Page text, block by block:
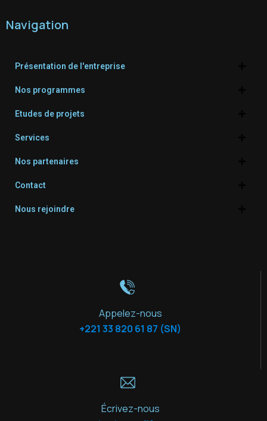
Navigation
Présentation de l'entreprise
Nos programmes
Etudes de projets
Services
Nos partenaires
Contact
Nous rejoindre
Appelez-nous
+221 33 820 61 87 (SN)
Écrivez-nous